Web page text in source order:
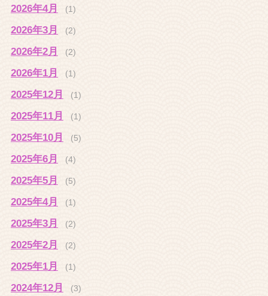
2026年4月 (1)
2026年3月 (2)
2026年2月 (2)
2026年1月 (1)
2025年12月 (1)
2025年11月 (1)
2025年10月 (5)
2025年6月 (4)
2025年5月 (5)
2025年4月 (1)
2025年3月 (2)
2025年2月 (2)
2025年1月 (1)
2024年12月 (3)